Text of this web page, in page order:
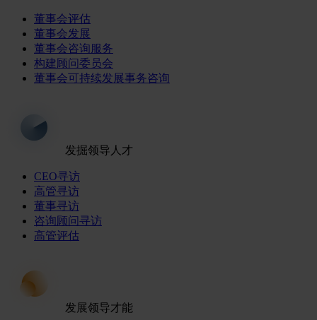
董事会评估
董事会发展
董事会咨询服务
构建顾问委员会
董事会可持续发展事务咨询
发掘领导人才
CEO寻访
高管寻访
董事寻访
咨询顾问寻访
高管评估
发展领导才能